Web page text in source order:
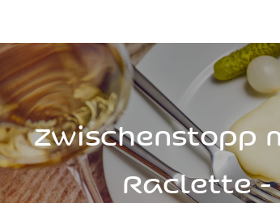
Zwischenstopp
Raclette -